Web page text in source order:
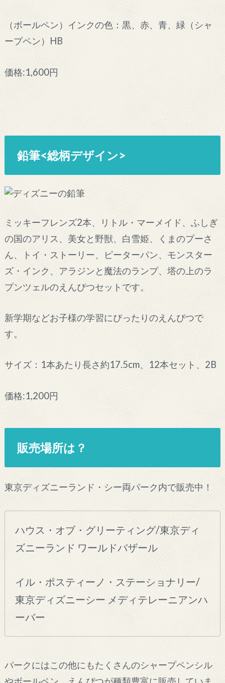
（ボールペン）インクの色：黒、赤、青、緑（シャ
ープペン）HB
価格:1,600円
鉛筆<総柄デザイン>
ミッキーフレンズ2本、リトル・マーメイド、ふしぎ
の国のアリス、美女と野獣、白雪姫、くまのプーさ
ん、トイ・ストーリー、ピーターパン、モンスター
ズ・インク、アラジンと魔法のランプ、塔の上のラ
プンツェルのえんぴつセットです。
新学期などお子様の学習にぴったりのえんぴつで
す。
サイズ：1本あたり長さ約17.5cm、12本セット、2B
価格:1,200円
販売場所は？
東京ディズニーランド・シー両パーク内で販売中！
ハウス・オブ・グリーティング/東京ディ
ズニーランド ワールドバザール
イル・ポスティーノ・ステーショナリー/
東京ディズニーシー メディテレーニアンハ
ーバー
パークにはこの他にもたくさんのシャープペンシル